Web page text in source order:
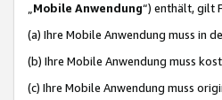
„Mobile Anwendung“) enthält, gilt
(a) Ihre Mobile Anwendung muss in
(b) Ihre Mobile Anwendung muss
(c) Ihre Mobile Anwendung muss